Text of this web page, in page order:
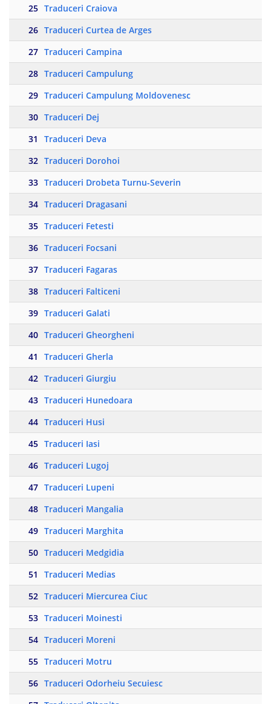
25 Traduceri Craiova
26 Traduceri Curtea de Arges
27 Traduceri Campina
28 Traduceri Campulung
29 Traduceri Campulung Moldovenesc
30 Traduceri Dej
31
Traduceri Deva
32 Traduceri Dorohoi
33 Traduceri Drobeta Turnu-Severin
34 Traduceri Dragasani
35 Traduceri Fetesti
36 Traduceri Focsani
37 Traduceri Fagaras
38 Traduceri Falticeni
39 Traduceri Galati
40 Traduceri Gheorgheni
41
Traduceri Gherla
42 Traduceri Giurgiu
43 Traduceri Hunedoara
44 Traduceri Husi
45 Traduceri Iasi
46 Traduceri Lugoj
47 Traduceri Lupeni
48 Traduceri Mangalia
49 Traduceri Marghita
50 Traduceri Medgidia
51
Traduceri Medias
52 Traduceri Miercurea Ciuc
53 Traduceri Moinesti
54 Traduceri Moreni
55 Traduceri Motru
56 Traduceri Odorheiu Secuiesc